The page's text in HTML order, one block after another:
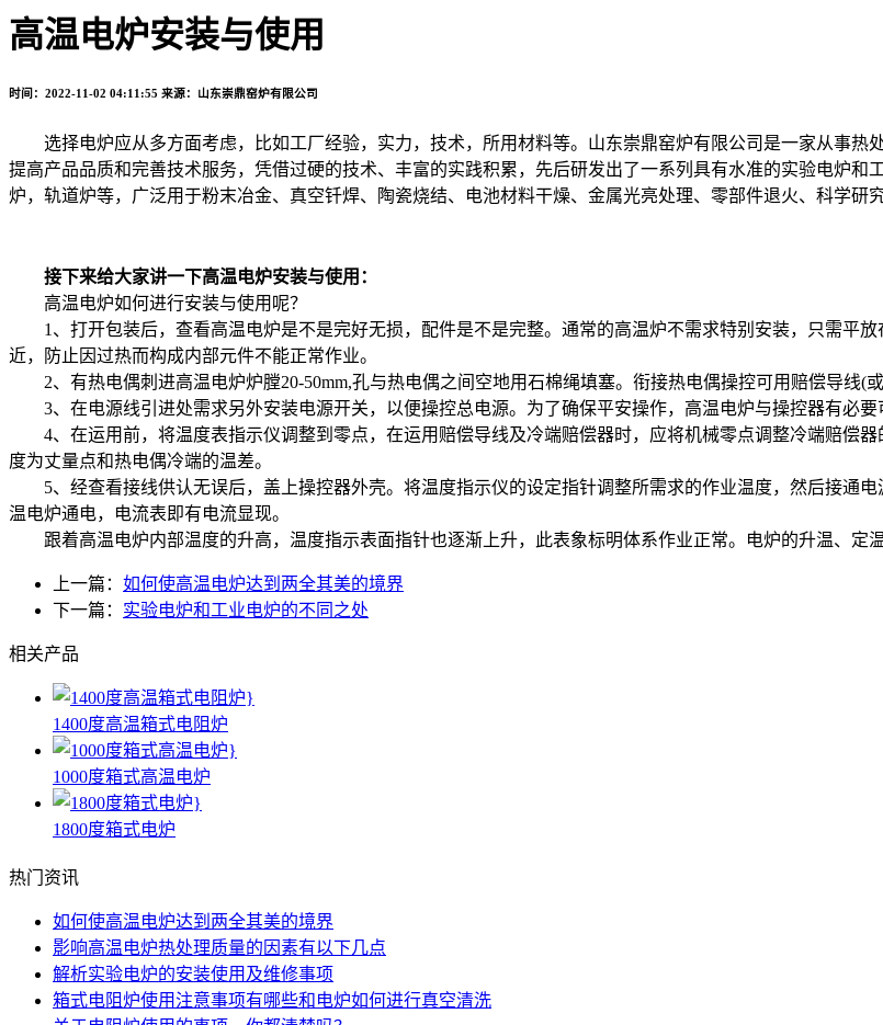
高温电炉安装与使用
时间：2022-11-02 04:11:55 来源：山东崇鼎窑炉有限公司
选择电炉应从多方面考虑，比如工厂经验，实力，技术，所用材料等。山东崇鼎窑炉有限公司是一家从事热
提高产品品质和完善技术服务，凭借过硬的技术、丰富的实践积累，先后研发出了一系列具有水准的实验电炉
炉，轨道炉等，广泛用于粉末冶金、真空钎焊、陶瓷烧结、电池材料干燥、金属光亮处理、零部件退火、科学研
接下来给大家讲一下高温电炉安装与使用：
高温电炉如何进行安装与使用呢？
1、打开包装后，查看高温电炉是不是完好无损，配件是不是完整。通常的高温炉不需求特别安装，只需平
近，防止因过热而构成内部元件不能正常作业。
2、有热电偶刺进高温电炉炉膛20-50mm,孔与热电偶之间空地用石棉绳填塞。衔接热电偶操控可用赔偿导线(
3、在电源线引进处需求另外安装电源开关，以便操控总电源。为了确保平安操作，高温电炉与操控器有必要
4、在运用前，将温度表指示仪调整到零点，在运用赔偿导线及冷端赔偿器时，应将机械零点调整冷端赔偿
度为丈量点和热电偶冷端的温差。
5、经查看接线供认无误后，盖上操控器外壳。将温度指示仪的设定指针调整所需求的作业温度，然后接通
温电炉通电，电流表即有电流显现。
跟着高温电炉内部温度的升高，温度指示表面指针也逐渐上升，此表象标明体系作业正常。电炉的升温、定
上一篇： 如何使高温电炉达到两全其美的境界
下一篇： 实验电炉和工业电炉的不同之处
相关产品
1400度高温箱式电阻炉
1000度箱式高温电炉
1800度箱式电炉
热门资讯
如何使高温电炉达到两全其美的境界
影响高温电炉热处理质量的因素有以下几点
解析实验电炉的安装使用及维修事项
箱式电阻炉使用注意事项有哪些和电炉如何进行真空清洗